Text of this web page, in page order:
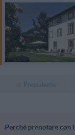
Perché prenotare con